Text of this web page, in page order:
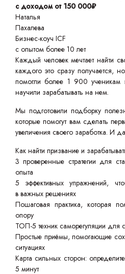
с доходом от 150 000₽
Наталья
Пахалева
Бизнес-коуч ICF
с опытом более 10 лет
Каждый человек мечтает найти
каждого это сразу получается,
помогли более 1 900 ученикам
научили зарабатывать на нем.
Мы подготовили подборку
которые помогут вам сделать
увеличения своего заработка. И
Как найти призвание и
3 проверенные стратегии для
опыта
5 эффективных упражнений,
в важных решениях
Пошаговая практика, которая
опору
ТОП-5 техник саморегуляции для
Простые приёмы, помогающие
ситуациях
Карта сильных сторон:
5 минут